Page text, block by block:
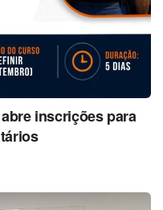
inscrições para